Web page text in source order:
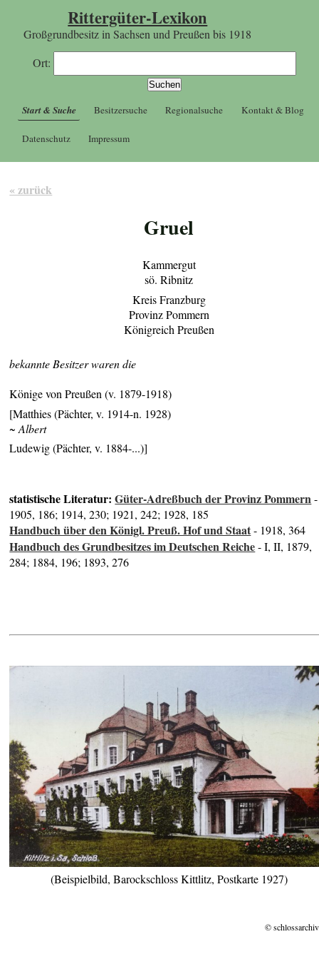
Rittergüter-Lexikon
Großgrundbesitz in Sachsen und Preußen bis 1918
Ort:
Start & Suche Besitzersuche Regionalsuche Kontakt & Blog
Datenschutz Impressum
« zurück
Gruel
Kammergut
sö. Ribnitz
Kreis Franzburg
Provinz Pommern
Königreich Preußen
bekannte Besitzer waren die
Könige von Preußen (v. 1879-1918)
[Matthies (Pächter, v. 1914-n. 1928)
~ Albert
Ludewig (Pächter, v. 1884-...)]
statistische Literatur:Güter-Adreßbuch der Provinz Pommern-
1905, 186; 1914, 230; 1921, 242; 1928, 185
Handbuch über den Königl. Preuß. Hof und Staat- 1918, 364
Handbuch des Grundbesitzes im Deutschen Reiche- I, II, 1879,
284; 1884, 196; 1893, 276
(Beispielbild, Barockschloss Kittlitz, Postkarte 1927)
©